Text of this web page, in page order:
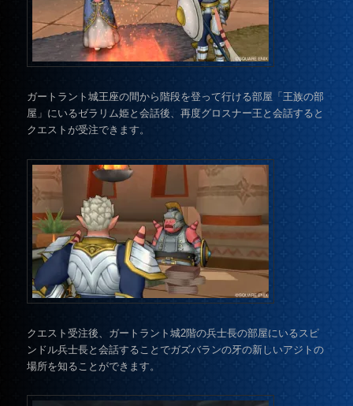
ガートラント城王座の間から階段を登って行ける部屋「王族の部
屋」にいるゼラリム姫と会話後、再度グロスナー王と会話すると
クエストが受注できます。
クエスト受注後、ガートラント城2階の兵士長の部屋にいるスピ
ンドル兵士長と会話することでガズバランの牙の新しいアジトの
場所を知ることができます。